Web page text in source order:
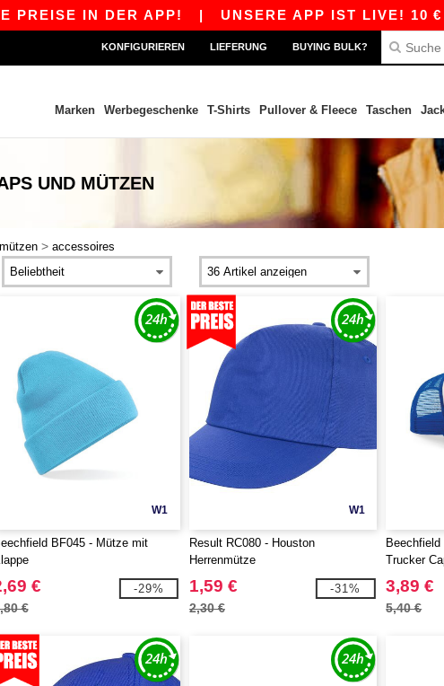
IN DER APP!|UNSERE APP IST LIVE! 10 €
KONFIGURIEREN LIEFERUNG BUYING BULK?
Marken Werbegeschenke T-Shirts Pullover & Fleece Taschen
UND MÜTZEN
> accessoires
W1
BF045 - Mütze mit
€
€
-29%
W1
Result RC080 - Houston
Herrenmütze
1,59 €
2,30 €
-31%
Trucker
3,89 €
5,40 €